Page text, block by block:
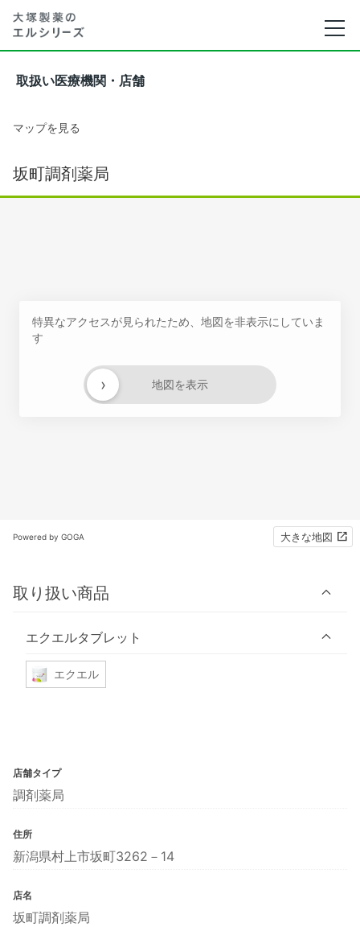
取扱い医療機関・店舗
マップを見る
坂町調剤薬局
特異なアクセスが見られたため、地図を非表示にしていま
す
地図を表示
›
Powered by GOGA 大きな地図
取り扱い商品
エクエルタブレット
エクエル
店舗タイプ
調剤薬局
住所
新潟県村上市坂町3262－14
店名
坂町調剤薬局